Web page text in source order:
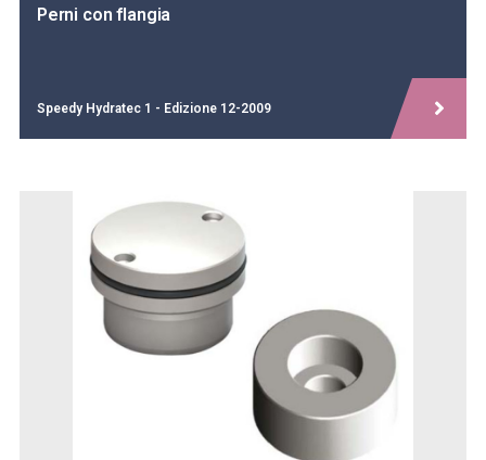
Perni con flangia
Speedy Hydratec 1 - Edizione 12-2009